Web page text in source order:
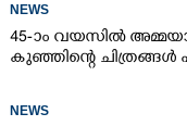
NEWS
45-ാം വയസിൽ
കുഞ്ഞിന്റെ ചിത്രങ്ങൾ
NEWS